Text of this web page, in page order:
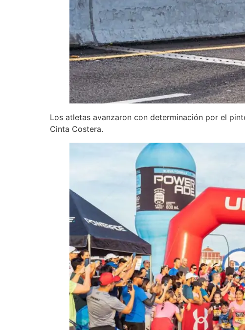
Los atletas avanzaron con determinación por el
Cinta Costera.